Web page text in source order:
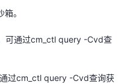
。
可通过cm_ctl query -Cvd查
过cm_ctl query -Cvd查询获